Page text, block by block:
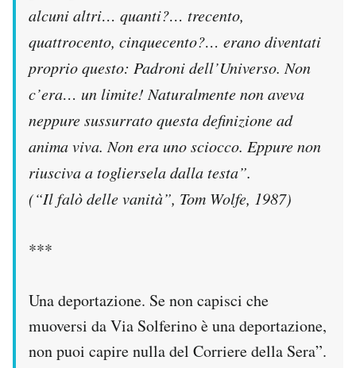
alcuni altri… quanti?… trecento,
quattrocento, cinquecento?… erano diventati
proprio questo: Padroni dell’Universo. Non
c’era… un limite! Naturalmente non aveva
neppure sussurrato questa definizione ad
anima viva. Non era uno sciocco. Eppure non
riusciva a togliersela dalla testa”.
(“Il falò delle vanità”, Tom Wolfe, 1987)
***
Una deportazione. Se non capisci che
muoversi da Via Solferino è una deportazione,
non puoi capire nulla del Corriere della Sera”.